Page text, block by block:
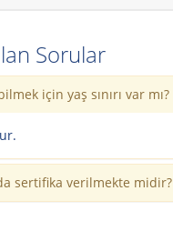
Sorular
için yaş sınırı var mı?
sertifika verilmekte midir?